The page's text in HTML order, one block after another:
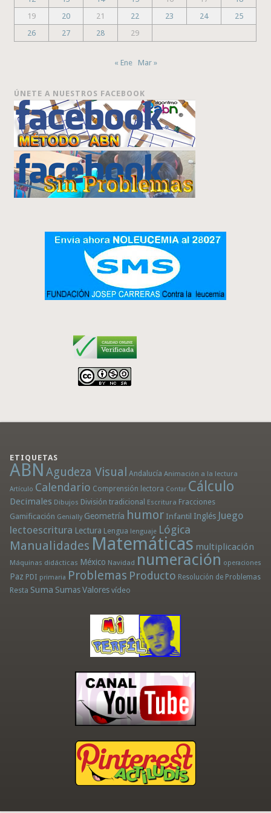
19
20 21 22 23 24
25
26
27 28 29
« Ene Mar »
ÚNETE A NUESTROS FACEBOOK
ETIQUETAS
ABN Agudeza Visual Andalucía Animación a la lectura
Artículo Calendario Comprensión lectora Contar Cálculo
Decimales Dibujos División tradicional Escritura Fracciones
Gamificación Genially Geometría humor Infantil Inglés Juego
lectoescritura Lectura Lengua lenguaje Lógica
Manualidades Matemáticas multiplicación
Máquinas didácticas México Navidad numeración operaciones
Paz PDI primaria Problemas Producto Resolución de Problemas
Resta Suma Sumas Valores vídeo